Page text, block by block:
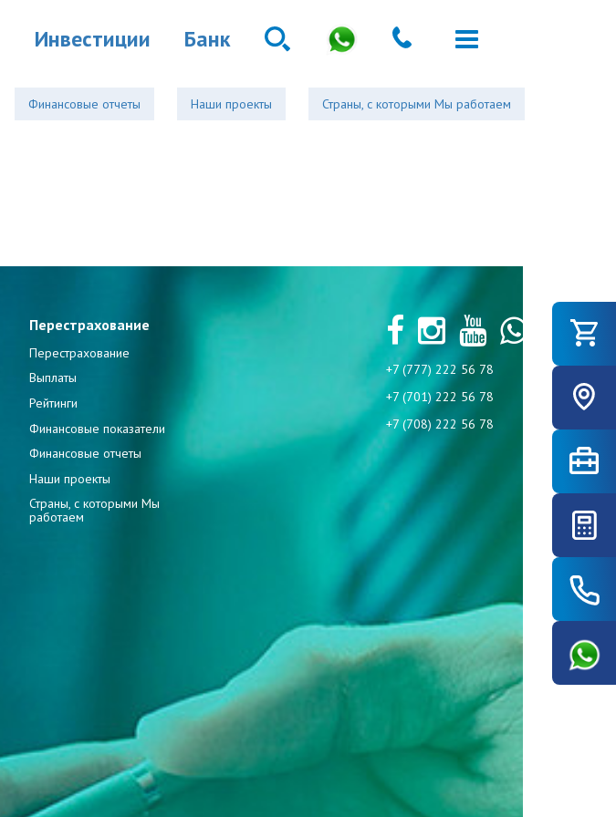
Инвестиции Банк
Финансовые отчеты Наши проекты Страны, с которыми Мы работаем
Перестрахование
Перестрахование
Выплаты
Рейтинги
Финансовые показатели
Финансовые отчеты
Наши проекты
Страны, с которыми Мы
работаем
+7 (777) 222 56 78
+7 (701) 222 56 78
+7 (708) 222 56 78